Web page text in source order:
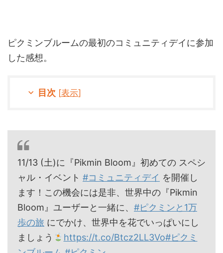
ピクミンブルームの最初のコミュニティデイに参加
した感想。
目次 [表示]
11/13 (土)に『Pikmin Bloom』初めての スペシ
ャル・イベント #コミュニティデイ を開催し
ます！この機会には是非、世界中の『Pikmin
Bloom』ユーザーと一緒に、 #ピクミンと1万
歩の旅 にでかけ、世界中を花でいっぱいにし
ましょう
https://t.co/Btcz2LL3Vo#ピクミ